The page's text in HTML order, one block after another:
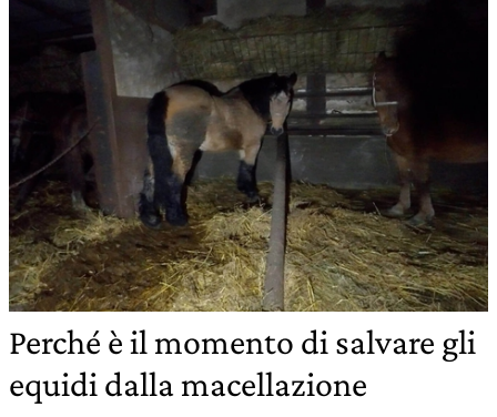
Perché è il momento di salvare gli
equidi dalla macellazione